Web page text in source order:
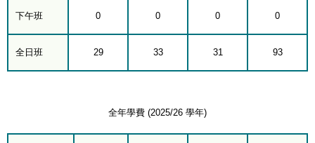
下午班 0 0 0 0
全日班 29 33 31 93
全年學費 (2025/26 學年)